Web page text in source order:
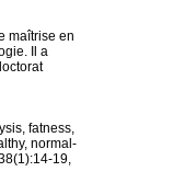
maîtrise en
Il a
fatness,
normal-
19,